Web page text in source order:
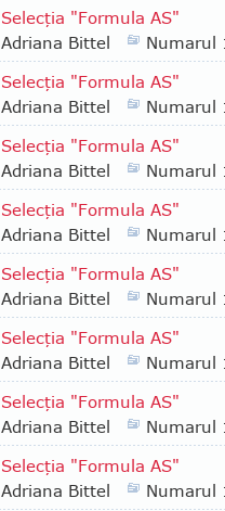
Selecţia "Formula AS"
Adriana Bittel
Numarul
Selecţia "Formula AS"
Adriana Bittel
Numarul
Selecţia "Formula AS"
Adriana Bittel
Numarul
Selecţia "Formula AS"
Adriana Bittel
Numarul
Selecţia "Formula AS"
Adriana Bittel
Numarul
Selecţia "Formula AS"
Adriana Bittel
Numarul
Selecţia "Formula AS"
Adriana Bittel
Numarul
Selecţia "Formula AS"
Adriana Bittel
Numarul